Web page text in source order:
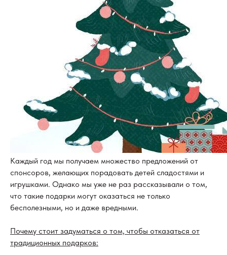
Каждый год мы получаем множество предложений от
спонсоров, желающих порадовать детей сладостями и
игрушками. Однако мы уже не раз рассказывали о том,
что такие подарки могут оказаться не только
бесполезными, но и даже вредными.
Почему стоит задуматься о том, чтобы отказаться от
традиционных подарков: